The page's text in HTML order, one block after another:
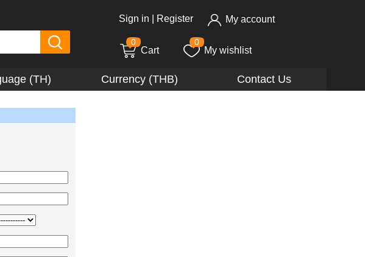
Sign in Register My account
0
Cart
0
My wishlist
(TH) Currency (THB) Contact Us